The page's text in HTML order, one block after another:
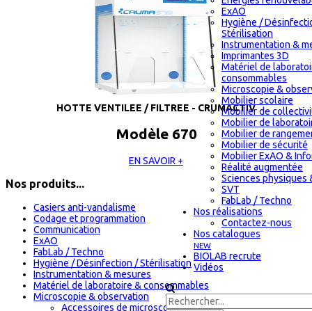
ExAO
Hygiène /
Stérilisation
Instrumentation &
Imprimantes 3D
Matériel de
consommables
Microscopie &
Mobilier scolaire
Mobilier de
Mobilier de
Mobilier de
Mobilier de sécurité
Mobilier ExAO &
Réalité augmentée
Sciences physiques
SVT
FabLab / Techno
Nos réalisations
Contactez-nous
Nos catalogues
NEW
BIOLAB recrute
Vidéos
HOTTE VENTILEE / FILTREE - CRUMACTIV
Modèle 670
EN SAVOIR +
Nos produits...
Casiers anti-vandalisme
Codage et programmation
Communication
ExAO
FabLab / Techno
Hygiène / Désinfection / Stérilisation
Instrumentation & mesures
Matériel de laboratoire & consommables
Microscopie & observation
Accessoires de microscopie